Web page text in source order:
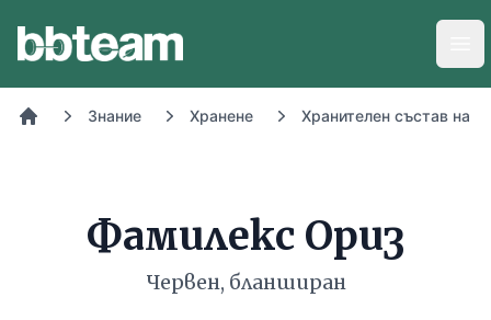
Знание Хранене Хранителен състав на
Фамилекс Ориз
Червен, бланширан